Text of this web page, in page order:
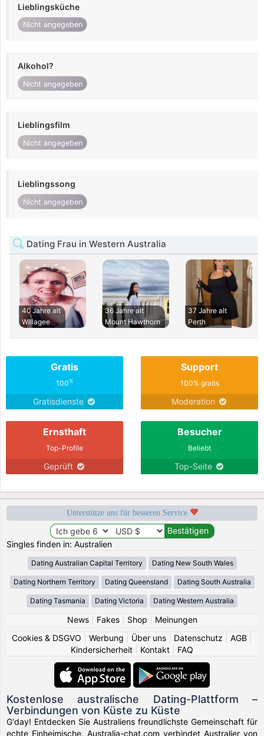
Lieblingsküche
Nicht angegeben
Alkohol?
Nicht angegeben
Lieblingsfilm
Nicht angegeben
Lieblingssong
Nicht angegeben
Dating Frau in Western Australia
40 Jahre alt
Willagee
36 Jahre alt
Mount Hawthorn
37 Jahre alt
Perth
Gratis
100%
Gratisdienste
Support
100% gratis
Moderation
Ernsthaft
Top-Profile
Geprüft
Besucher
Beliebt
Top-Seite
Unterstütze uns für besseren Service
Singles finden in: Australien
Dating Australian Capital Territory Dating New South Wales
Dating Northern Territory Dating Queensland Dating South Australia
Dating Tasmania Dating Victoria Dating Western Australia
News| Fakes| Shop
Meinungen
Cookies & DSGVO
Werbung Über uns Datenschutz AGB
Kindersicherheit
Kontakt FAQ
Kostenlose australische Dating-Plattform –
Verbindungen von Küste zu Küste
G'day! Entdecken Sie Australiens freundlichste Gemeinschaft für
echte Einheimische. Australia-chat.com verbindet Australier von